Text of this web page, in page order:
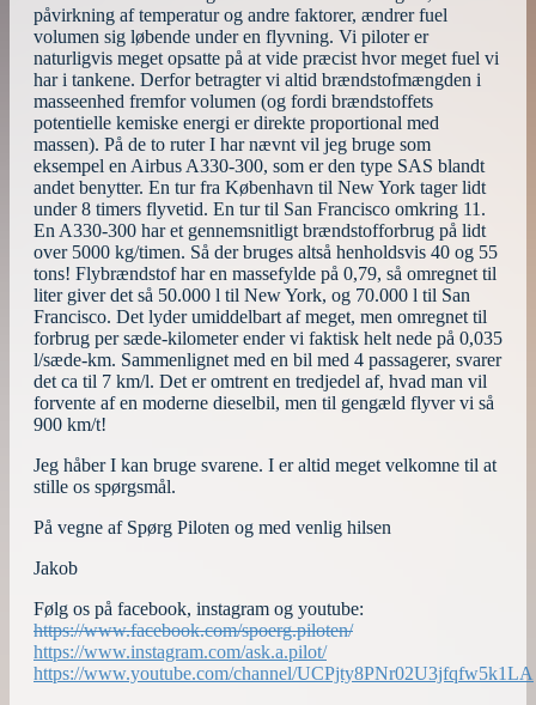
påvirkning af temperatur og andre faktorer, ændrer fuel
volumen sig løbende under en flyvning. Vi piloter er
naturligvis meget opsatte på at vide præcist hvor meget fuel vi
har i tankene. Derfor betragter vi altid brændstofmængden i
masseenhed fremfor volumen (og fordi brændstoffets
potentielle kemiske energi er direkte proportional med
massen). På de to ruter I har nævnt vil jeg bruge som
eksempel en Airbus A330-300, som er den type SAS blandt
andet benytter. En tur fra København til New York tager lidt
under 8 timers flyvetid. En tur til San Francisco omkring 11.
En A330-300 har et gennemsnitligt brændstofforbrug på lidt
over 5000 kg/timen. Så der bruges altså henholdsvis 40 og 55
tons! Flybrændstof har en massefylde på 0,79, så omregnet til
liter giver det så 50.000 l til New York, og 70.000 l til San
Francisco. Det lyder umiddelbart af meget, men omregnet til
forbrug per sæde-kilometer ender vi faktisk helt nede på 0,035
l/sæde-km. Sammenlignet med en bil med 4 passagerer, svarer
det ca til 7 km/l. Det er omtrent en tredjedel af, hvad man vil
forvente af en moderne dieselbil, men til gengæld flyver vi så
900 km/t!
Jeg håber I kan bruge svarene. I er altid meget velkomne til at
stille os spørgsmål.
På vegne af Spørg Piloten og med venlig hilsen
Jakob
Følg os på facebook, instagram og youtube:
https://www.facebook.com/spoerg.piloten/
https://www.instagram.com/ask.a.pilot/
https://www.youtube.com/channel/UCPjty8PNr02U3jfqfw5k1LA